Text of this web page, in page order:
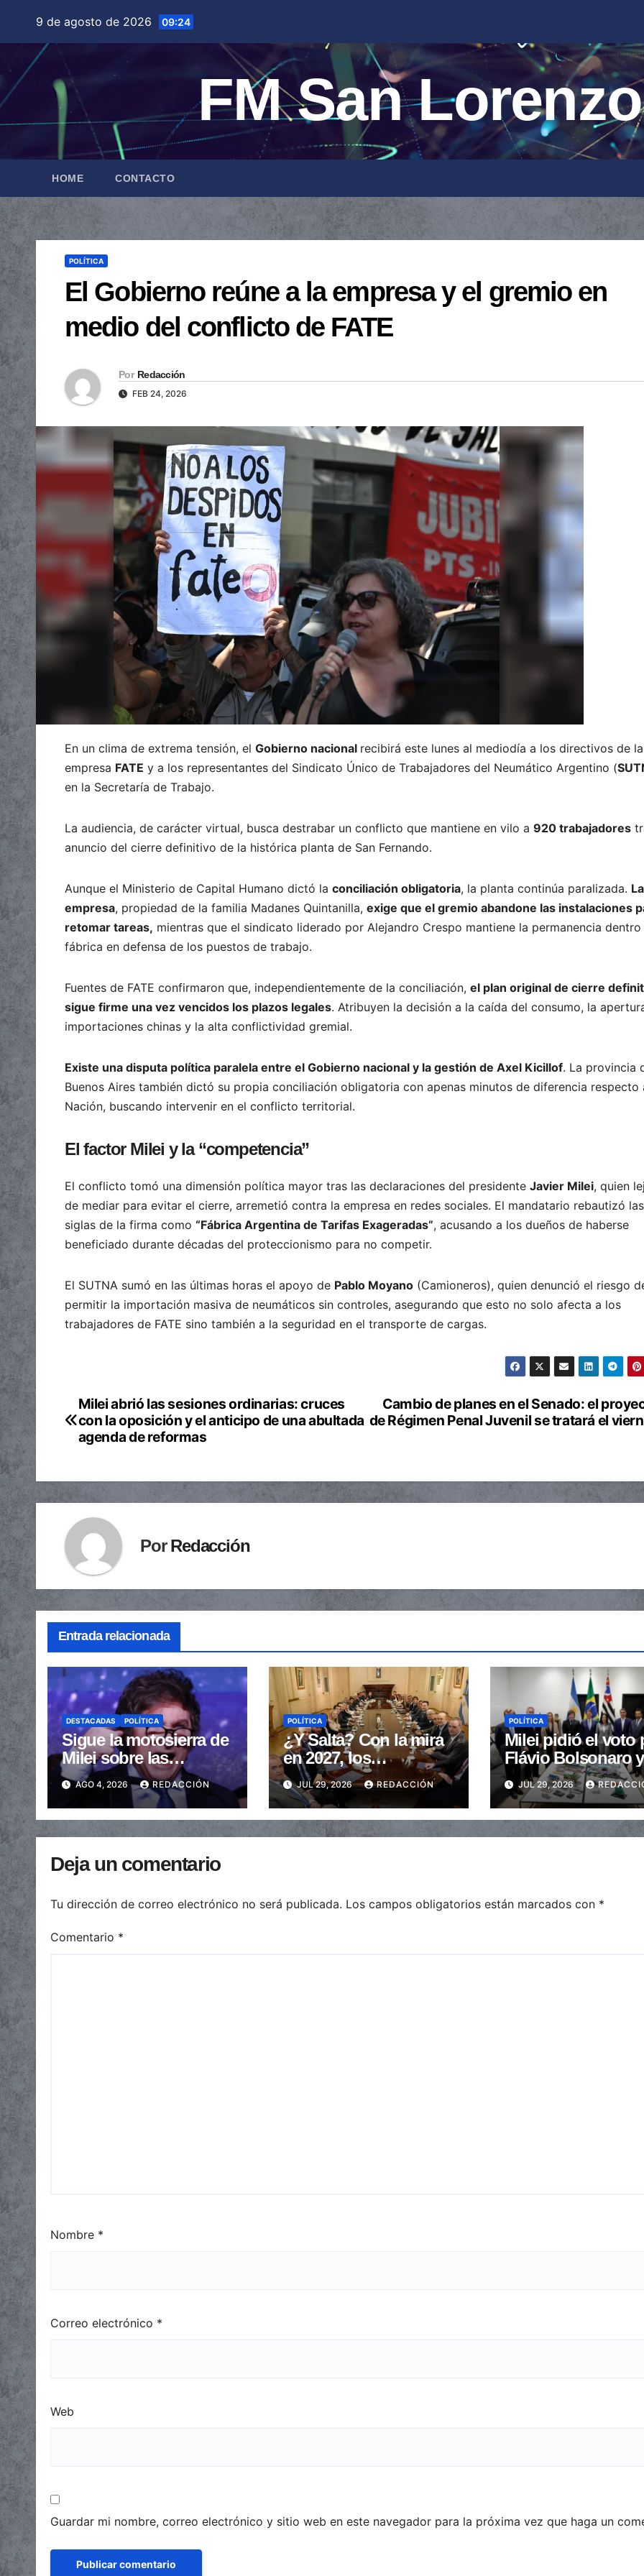
contenido
9 de agosto de 2026 09:24
FM San
HOME CONTACTO
POLÍTICA
El Gobierno reúne a la empresa y el gremio en
medio del conflicto de FATE
Por Redacción
FEB 24, 2026
En un clima de extrema tensión, el Gobierno nacional recibirá este lunes al mediodía a los directivos de la
empresa FATE y a los representantes del Sindicato Único de Trabajadores del Neumático Argentino (
en la Secretaría de Trabajo.
La audiencia, de carácter virtual, busca destrabar un conflicto que mantiene en vilo a 920 trabajadores
anuncio del cierre definitivo de la histórica planta de San Fernando.
Aunque el Ministerio de Capital Humano dictó la conciliación obligatoria, la planta continúa paralizada. La
empresa, propiedad de la familia Madanes Quintanilla, exige que el gremio abandone las instalaciones
retomar tareas, mientras que el sindicato liderado por Alejandro Crespo mantiene la permanencia dentro
fábrica en defensa de los puestos de trabajo.
Fuentes de FATE confirmaron que, independientemente de la conciliación, el plan original de cierre
sigue firme una vez vencidos los plazos legales. Atribuyen la decisión a la caída del consumo, la
importaciones chinas y la alta conflictividad gremial.
Existe una disputa política paralela entre el Gobierno nacional y la gestión de Axel Kicillof. La provincia
Buenos Aires también dictó su propia conciliación obligatoria con apenas minutos de diferencia respecto
Nación, buscando intervenir en el conflicto territorial.
El factor Milei y la “competencia”
El conflicto tomó una dimensión política mayor tras las declaraciones del presidente Javier Milei, quien
de mediar para evitar el cierre, arremetió contra la empresa en redes sociales. El mandatario rebautizó las
siglas de la firma como “Fábrica Argentina de Tarifas Exageradas”, acusando a los dueños de haberse
beneficiado durante décadas del proteccionismo para no competir.
El SUTNA sumó en las últimas horas el apoyo de Pablo Moyano (Camioneros), quien denunció el riesgo
permitir la importación masiva de neumáticos sin controles, asegurando que esto no solo afecta a los
trabajadores de FATE sino también a la seguridad en el transporte de cargas.
Navegación
de
Cambio de planes en el Senado: el
de Régimen Penal Juvenil se tratará el
Milei abrió las sesiones ordinarias: cruces
con la oposición y el anticipo de una abultada
agenda de reformas
PorRedacción
Entrada relacionada
DESTACADAS POLÍTICA
Sigue la motosierra de
Milei sobre las
provincias: nueva
caída de las
transferencias no
automáticas
AGO 4, 2026 REDACCIÓN
POLÍTICA
¿Y Salta? Con la mira
en 2027, los
gobernadores buscan
provincializar la
elección
JUL 29, 2026 REDACCIÓN
POLÍTICA
Milei pidió el voto
Flávio Bolsonaro y
fustigó a “los
de mierda”
JUL 29, 2026
Deja un comentario
Tu dirección de correo electrónico no será publicada. Los campos obligatorios están marcados con *
Comentario *
Nombre *
Correo electrónico *
Web
Guardar mi nombre, correo electrónico y sitio web en este navegador para la próxima vez que haga un